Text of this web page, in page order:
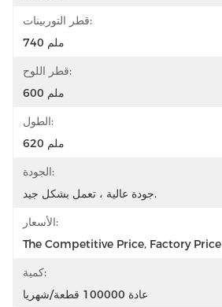
قطر التوربينات:
740 ملم
قطر اللوح:
600 ملم
الطول:
620 ملم
الجودة:
جودة عالية ، تعمل بشكل جيد.
الأسعار:
The Competitive Price, Factory Price
كمية:
عادة 100000 قطعة/شهريا